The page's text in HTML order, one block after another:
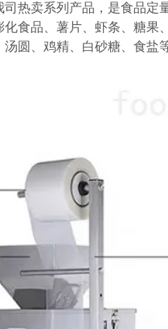
司热卖系列产品，是食品
食品、薯片、虾条、糖
圆、鸡精、白砂糖、食盐